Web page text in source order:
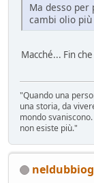
Ma desso
cambi olio
Macché... Fin
"Quando una
una storia, da
mondo
non esiste più."